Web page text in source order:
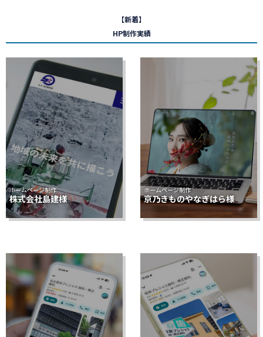
【新着】
HP制作実績
ホームページ制作
株式会社島建様
ホームページ制作
京乃きものやなぎはら様